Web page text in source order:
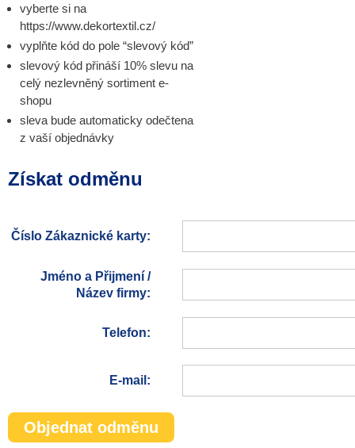
vyberte si na
https://www.dekortextil.cz/
vyplňte kód do pole “slevový kód”
slevový kód přináší 10% slevu na
celý nezlevněný sortiment e-
shopu
sleva bude automaticky odečtena
z vaší objednávky
Získat odměnu
Číslo Zákaznické karty:
Jméno a Přijmení /
Název firmy:
Telefon:
E-mail:
Objednat odměnu